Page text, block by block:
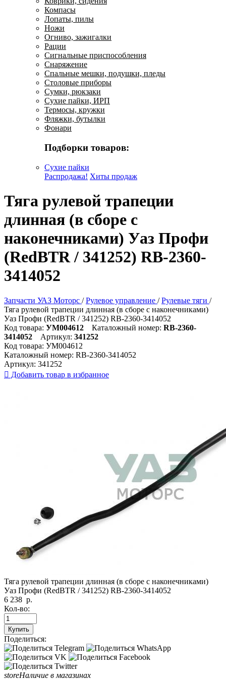
Компасы
Лопаты, пилы
Ножи
Огниво, зажигалки
Рации
Сигнальные приспособления
Снаряжение
Спальные мешки, подушки, пледы
Столовые приборы
Сумки, рюкзаки
Сухие пайки, ИРП
Термосы, кружки
Фляжки, бутылки
Фонари
Подборки товаров:
Сухие пайки
Распродажа! Хиты продаж
Тяга рулевой трапеции
длинная (в сборе с
наконечниками) Уаз Профи
(RedBTR / 341252) RB-2360-
3414052
Запчасти УАЗ Моторс / Рулевое управление / Рулевые тяги /
Тяга рулевой трапеции длинная (в сборе с наконечниками)
Уаз Профи (RedBTR / 341252) RB-2360-3414052
Код товара: УМ004612 Каталожный номер: RB-2360-
3414052
Артикул: 341252
Код товара: УМ004612
Каталожный номер: RB-2360-3414052
Артикул: 341252
 Добавить товар в избранное
Тяга рулевой трапеции длинная (в сборе с наконечниками)
Уаз Профи (RedBTR / 341252) RB-2360-3414052
6 238 р.
Кол-во:
Купить
Поделиться:
storeНаличие в магазинах